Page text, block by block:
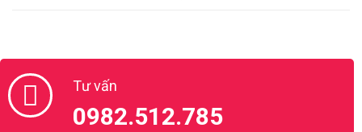
Tư vấn
0982.512.785